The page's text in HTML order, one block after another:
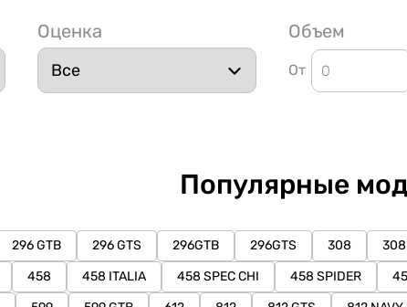
Оценка Объем
От
Популярные
296 GTB 296 GTS 296GTB 296GTS 308 308
458 458 ITALIA 458 SPEC CHI 458 SPIDER